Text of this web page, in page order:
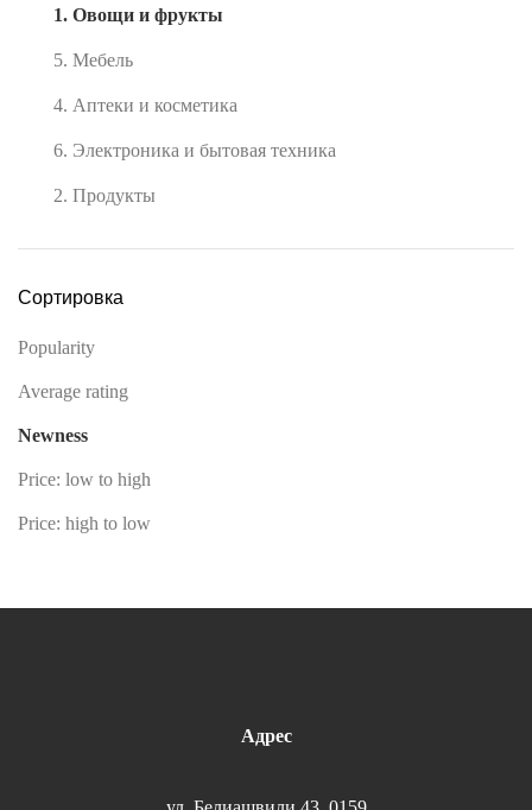
1. Овощи и фрукты
5. Мебель
4. Аптеки и косметика
6. Электроника и бытовая техника
2. Продукты
Сортировка
Popularity
Average rating
Newness
Price: low to high
Price: high to low
Адрес